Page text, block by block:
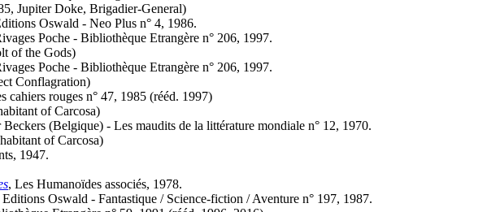
Jupiter Doke, Brigadier-General)
Oswald - Neo Plus n° 4, 1986.
Poche - Bibliothèque Etrangère n° 206, 1997.
of the Gods)
Poche - Bibliothèque Etrangère n° 206, 1997.
Conflagration)
cahiers rouges n° 47, 1985 (rééd. 1997)
of Carcosa)
Beckers (Belgique) - Les maudits de la littérature mondiale n° 12, 1970.
of Carcosa)
1947.
, Les Humanoïdes associés, 1978.
Oswald - Fantastique / Science-fiction / Aventure n° 197, 1987.